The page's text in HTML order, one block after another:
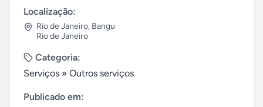
Localização:
Rio de Janeiro, Bangu
Rio de Janeiro
Categoria:
Serviços » Outros serviços
Publicado em: